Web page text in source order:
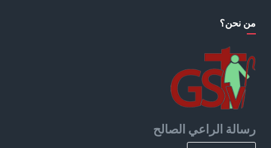
من نحن؟
رسالة الراعي الصالح